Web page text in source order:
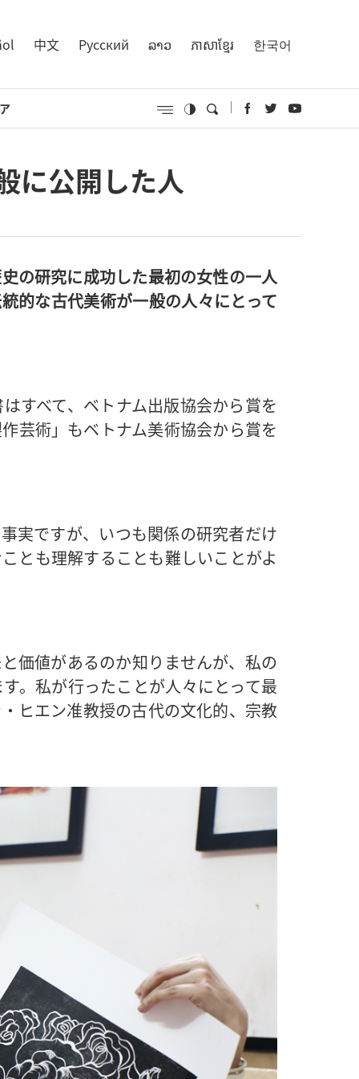
中文 Русский ລາວ ភាសាខ្មែរ 한국어
に公開した人
の研究に成功した最初の女性の一人
的な古代美術が一般の人々にとって
すべて、ベトナム出版協会から賞を
芸術」もベトナム美術協会から賞を
実ですが、いつも関係の研究者だけ
とも理解することも難しいことがよ
価値があるのか​​知りませんが、私の
。私が行ったことが人々にとって最
ヒエン准教授の古代の文化的、宗教